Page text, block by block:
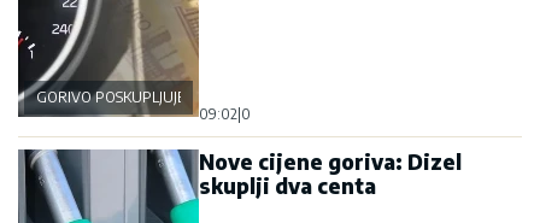
GORIVO POSKUPLJUJE
09:02 0
Nove cijene goriva: Dizel
skuplji dva centa